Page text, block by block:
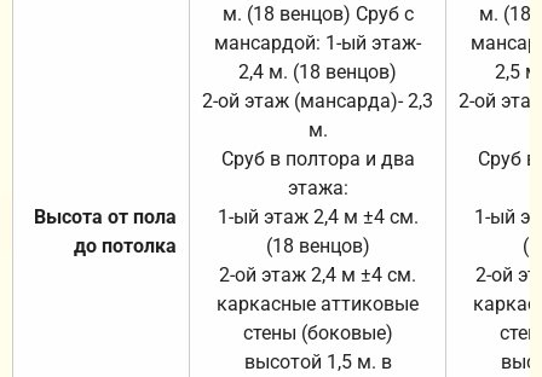
Высота от пола
до потолка
м. (18 венцов) Сруб с
мансардой: 1-ый этаж-
2,4 м. (18 венцов)
2-ой этаж (мансарда)- 2,3
м.
Сруб в полтора и два
этажа:
1-ый этаж 2,4 м ±4 см.
(18 венцов)
2-ой этаж 2,4 м ±4 см.
каркасные аттиковые
стены (боковые)
высотой 1,5 м. в
м. (18
2,5
2-ой
Сруб
1-ый
2-ой